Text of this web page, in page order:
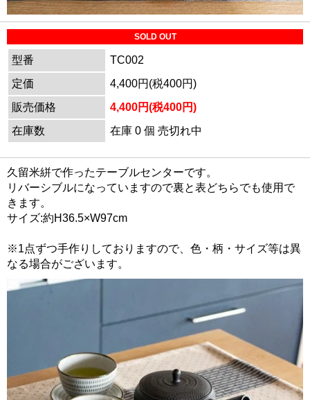
SOLD OUT
型番
TC002
定価
4,400円(税400円)
販売価格
4,400円(税400円)
在庫数
在庫 0 個 売切れ中
久留米絣で作ったテーブルセンターです。
リバーシブルになっていますので裏と表どちらでも使用で
きます。
サイズ:約H36.5×W97cm
※1点ずつ手作りしておりますので、色・柄・サイズ等は異
なる場合がございます。